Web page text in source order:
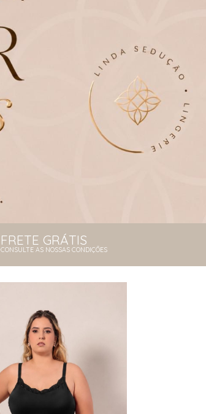
FRETE GRÁTIS
CONSULTE AS NOSSAS CONDIÇÕES